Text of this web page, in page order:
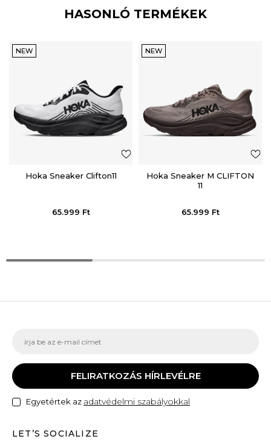
HASONLÓ TERMÉKEK
NEW
Hoka Sneaker Clifton11
65.999 Ft
NEW
Hoka Sneaker M CLIFTON
11
65.999 Ft
FELIRATKOZÁS HÍRLEVÉLRE
Egyetértek az adatvédelmi szabályokkal
LET’S SOCIALIZE